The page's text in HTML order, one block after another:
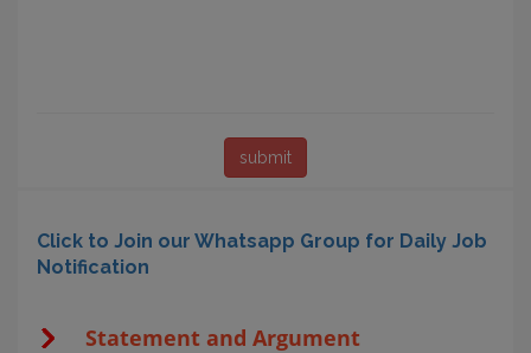
Click to Join our Whatsapp Group for Daily Job
Notification
Statement and Argument